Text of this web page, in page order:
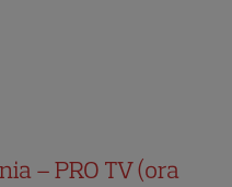
– PRO TV (ora